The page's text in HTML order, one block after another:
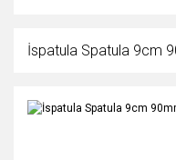
İspatula Spatula 9cm